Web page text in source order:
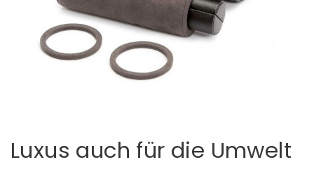
Luxus auch für die Umwelt